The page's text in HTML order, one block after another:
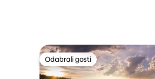
Odabrali gosti
Odabrali gosti